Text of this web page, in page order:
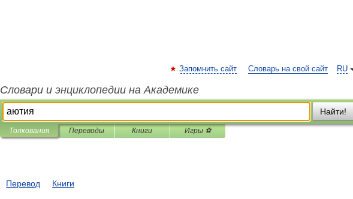
RU
Запомнить сайт Словарь на свой сайт
Словари и энциклопедии на Академике
Найти!
Толкования Переводы Книги Игры ⚽
Перевод Книги